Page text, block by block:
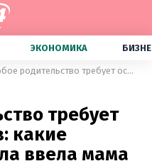
ЭКОНОМИКА
Особое родительство требует особых подходов: какие странные правила ввела мама 6 детей
требует
какие
ввела мама